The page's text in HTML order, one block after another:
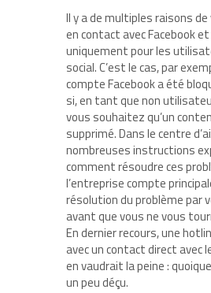
Il y a de multiples raisons
en contact avec Facebook
uniquement pour les
social. C’est le cas, par
compte Facebook a été
si, en tant que non
vous souhaitez qu’un
supprimé. Dans le centre
nombreuses instructions
comment résoudre ces
l’entreprise compte
résolution du problème par
avant que vous ne vous
En dernier recours, une
avec un contact direct avec
en vaudrait la peine :
un peu déçu.